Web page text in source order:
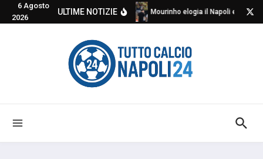
Salta al contenuto
6 Agosto
2026
ULTIME NOTIZIE Mourinho elogia il Napoli e critica